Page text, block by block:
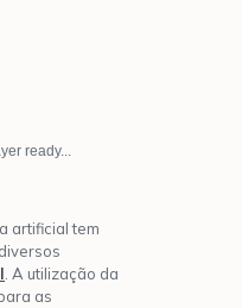
ready...
artificial tem
. A utilização da
as